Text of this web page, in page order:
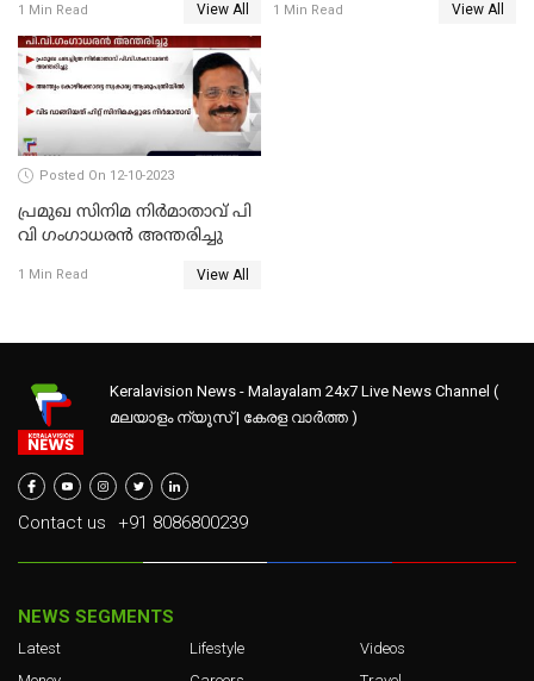
1 Min Read View All
പേരുടെ നില ഗുരുതരം
1 Min Read View All
Posted On 12-10-2023
പ്രമുഖ സിനിമ നിർമാതാവ് പി
വി ഗംഗാധരൻ അന്തരിച്ചു
1 Min Read View All
Keralavision News - Malayalam 24x7 Live News Channel (
മലയാളം ന്യൂസ് | കേരള വാർത്ത )
Contact us +91 8086800239
NEWS SEGMENTS
Latest
Lifestyle
Videos